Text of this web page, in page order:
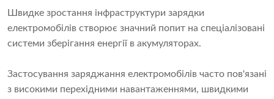
Швидке зростання інфраструктури зарядки
електромобілів створює значний попит на спеціалізовані
системи зберігання енергії в акумуляторах.
Застосування заряджання електромобілів часто пов'язані
з високими перехідними навантаженнями, швидкими